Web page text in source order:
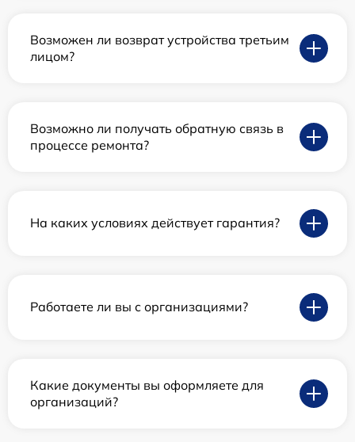
Возможен ли возврат устройства третьим
лицом?
Возможно ли получать обратную связь в
процессе ремонта?
На каких условиях действует гарантия?
Работаете ли вы с организациями?
Какие документы вы оформляете для
организаций?